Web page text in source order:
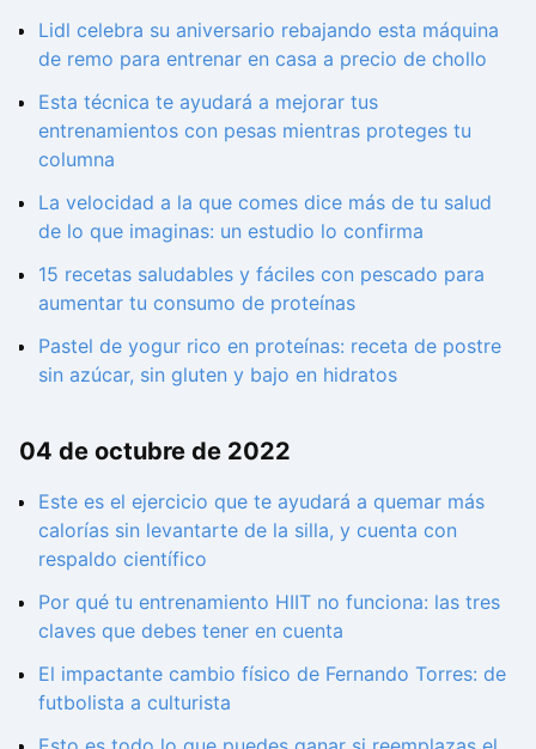
Lidl celebra su aniversario rebajando esta máquina
de remo para entrenar en casa a precio de chollo
Esta técnica te ayudará a mejorar tus
entrenamientos con pesas mientras proteges tu
columna
La velocidad a la que comes dice más de tu salud
de lo que imaginas: un estudio lo confirma
15 recetas saludables y fáciles con pescado para
aumentar tu consumo de proteínas
Pastel de yogur rico en proteínas: receta de postre
sin azúcar, sin gluten y bajo en hidratos
04 de octubre de 2022
Este es el ejercicio que te ayudará a quemar más
calorías sin levantarte de la silla, y cuenta con
respaldo científico
Por qué tu entrenamiento HIIT no funciona: las tres
claves que debes tener en cuenta
El impactante cambio físico de Fernando Torres: de
futbolista a culturista